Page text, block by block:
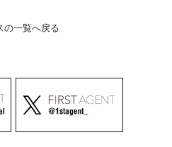
の一覧へ戻る